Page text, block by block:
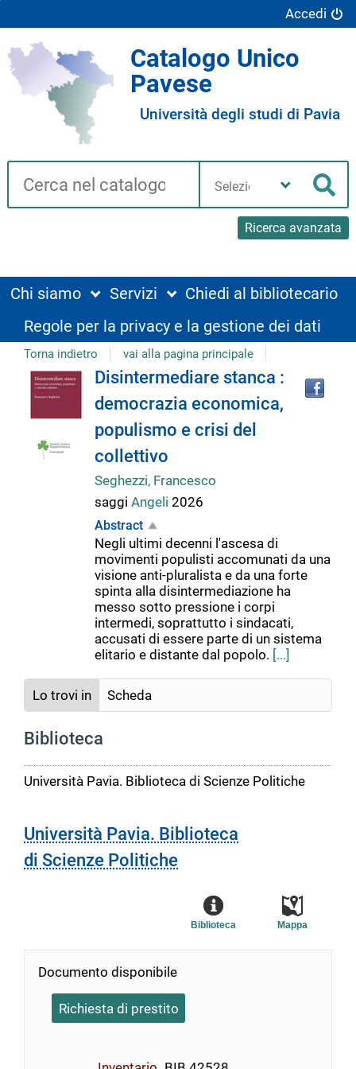
Accedi
Catalogo Unico
Pavese
Università degli studi di Pavia
Cerca su "Catalogo"
Ricerca avanzata
biblioteca
Chi siamo Servizi
Chiedi al bibliotecario
Regole per la privacy e la gestione dei dati
Torna indietro vai alla pagina principale
Dettaglio
del
documento
Disintermediare stanca :
democrazia economica,
populismo e crisi del
collettivo
Seghezzi, Francesco
saggi Angeli 2026
Abstract
Negli ultimi decenni l'ascesa di
movimenti populisti accomunati da una
visione anti-pluralista e da una forte
spinta alla disintermediazione ha
messo sotto pressione i corpi
intermedi, soprattutto i sindacati,
accusati di essere parte di un sistema
elitario e distante dal popolo. [...]
Lo trovi in Scheda
Biblioteca
Università Pavia. Biblioteca di Scienze Politiche
Università Pavia. Biblioteca
di Scienze Politiche
Mappa
Biblioteca
Documento disponibile
Richiesta di prestito